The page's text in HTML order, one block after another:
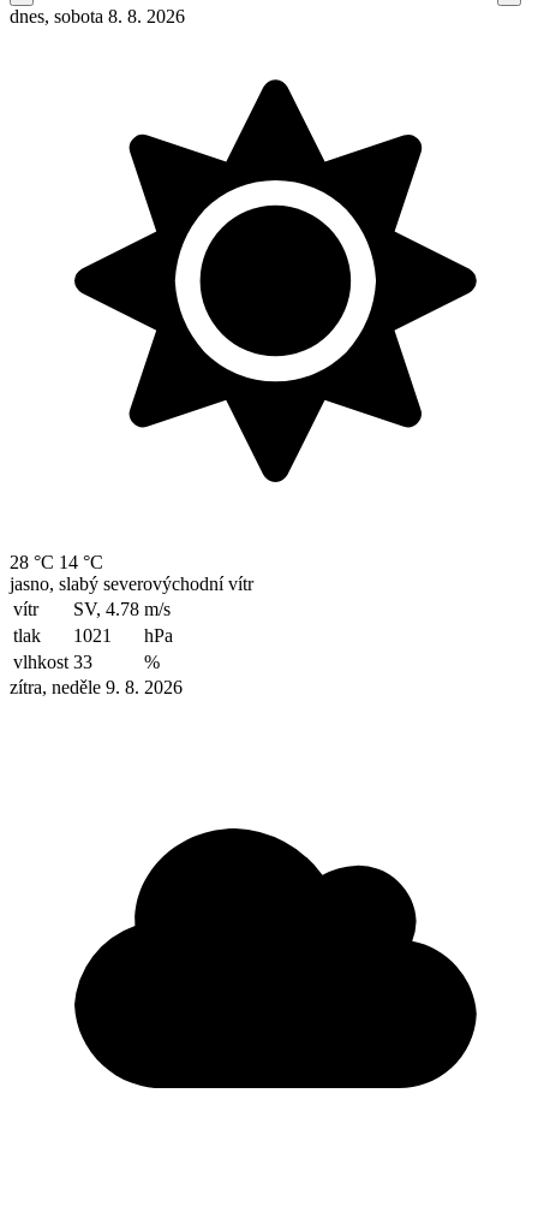
dnes, sobota 8. 8. 2026
28 °C 14 °C
jasno, slabý severovýchodní vítr
vítr
SV, 4.78 m/s
tlak
1021
hPa
vlhkost 33
%
zítra, neděle 9. 8. 2026